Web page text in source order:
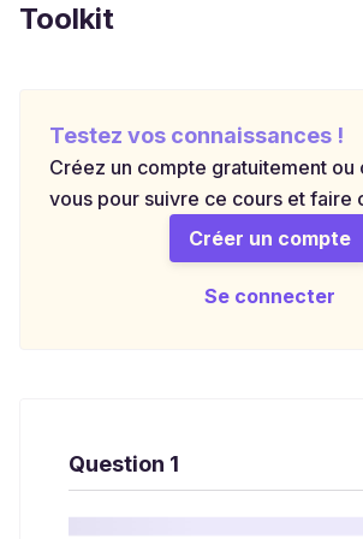
Toolkit
Testez vos connaissances !
Créez un compte gratuitement ou
vous pour suivre ce cours et faire
Créer un compte
Se connecter
Question 1